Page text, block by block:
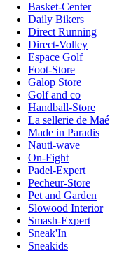
Basket-Center
Daily Bikers
Direct Running
Direct-Volley
Espace Golf
Foot-Store
Galop Store
Golf and co
Handball-Store
La sellerie de Maé
Made in Paradis
Nauti-wave
On-Fight
Padel-Expert
Pecheur-Store
Pet and Garden
Slowood Interior
Smash-Expert
Sneak'In
Sneakids